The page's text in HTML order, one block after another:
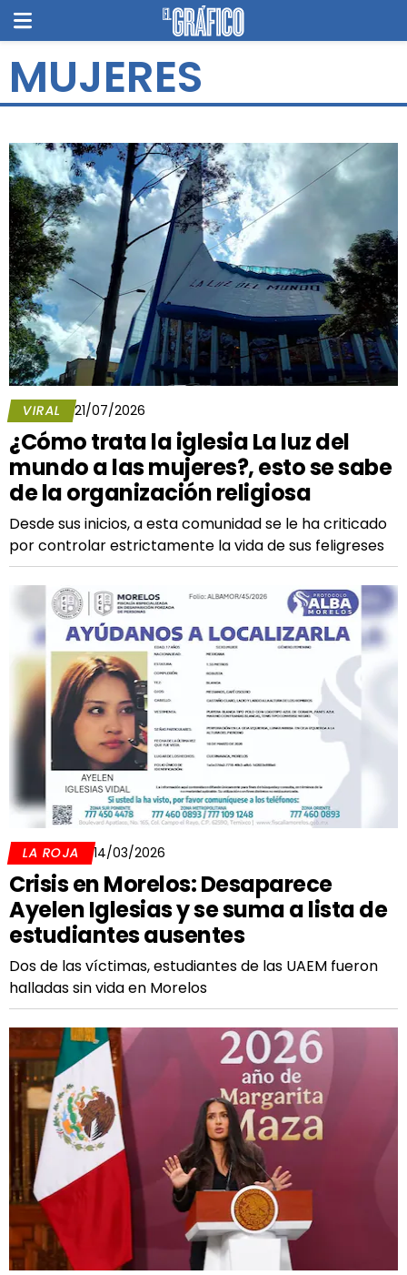
MUJERES
VIRAL 21/07/2026
¿Cómo trata la iglesia La luz del
mundo a las mujeres?, esto se sabe
de la organización religiosa
Desde sus inicios, a esta comunidad se le ha criticado
por controlar estrictamente la vida de sus feligreses
LA ROJA 14/03/2026
Crisis en Morelos: Desaparece
Ayelen Iglesias y se suma a lista de
estudiantes ausentes
Dos de las víctimas, estudiantes de las UAEM fueron
halladas sin vida en Morelos